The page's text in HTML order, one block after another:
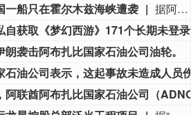
一船只在霍尔木兹海峡遭袭
据阿联酋通讯社8月8日报道，阿布扎比国家石油公司证实，该公司一艘船只当天凌晨在通过霍尔木兹海峡时遭导弹袭击。阿布扎比国家石油公司说，袭击未造成人员受伤，目前局面可控。该公司并未提供遭袭船只具体类型、导弹来源以及船只受损情况等更多细节。（新华社）
朗袭击阿布扎比国家石油公司油轮。